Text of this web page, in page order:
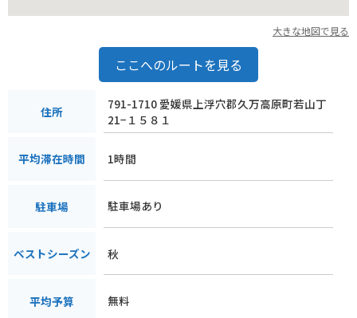
大きな地図で見る
ここへのルートを見る
住所
791-1710 愛媛県上浮穴郡久万高原町若山丁
21−１５８１
平均滞在時間 1時間
駐車場 駐車場あり
ベストシーズン 秋
平均予算 無料